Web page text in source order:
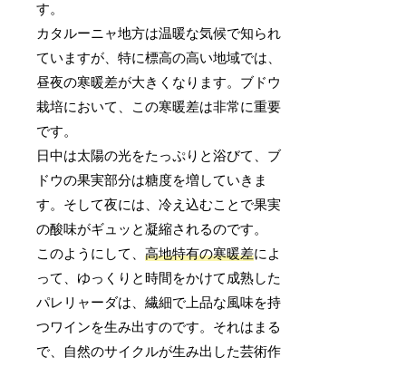
す。
カタルーニャ地方は温暖な気候で知られ
ていますが、特に標高の高い地域では、
昼夜の寒暖差が大きくなります。ブドウ
栽培において、この寒暖差は非常に重要
です。
日中は太陽の光をたっぷりと浴びて、ブ
ドウの果実部分は糖度を増していきま
す。そして夜には、冷え込むことで果実
の酸味がギュッと凝縮されるのです。
このようにして、高地特有の寒暖差によ
って、ゆっくりと時間をかけて成熟した
パレリャーダは、繊細で上品な風味を持
つワインを生み出すのです。それはまる
で、自然のサイクルが生み出した芸術作